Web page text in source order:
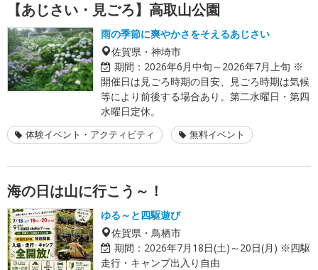
【あじさい・見ごろ】高取山公園
雨の季節に爽やかさをそえるあじさい
佐賀県・神埼市
期間： 2026年6月中旬～2026年7月上旬 ※
開催日は見ごろ時期の目安、見ごろ時期は気候
等により前後する場合あり。第二水曜日・第四
水曜日定休。
体験イベント・アクティビティ 無料イベント
海の日は山に行こう～！
ゆる～と四駆遊び
佐賀県・鳥栖市
期間： 2026年7月18日(土)～20日(月) ※四駆
走行・キャンプ出入り自由